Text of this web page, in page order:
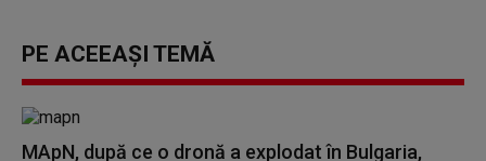
PE ACEEAȘI TEMĂ
MApN, după ce o dronă a explodat în Bulgaria,